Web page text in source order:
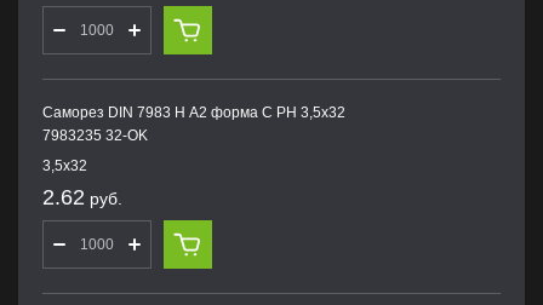
Саморез DIN 7983 H А2 форма С PH 3,5х32
7983235 32-OK
3,5х32
2.62 руб.